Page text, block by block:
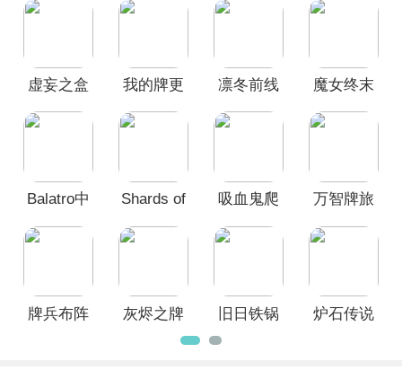
DBG 轮抽等玩法，这里都能找到适合你
勇，这个合集绝对够你玩很久。喜欢卡
牌策略的朋友一定别错过！
虚妄之盒
我的牌更
凛冬前线
魔女终末
Balatro中
Shards of
吸血鬼爬
万智牌旅
2014免安
牌兵布阵
灰烬之牌
旧日铁锅
炖主理人
炉石传说